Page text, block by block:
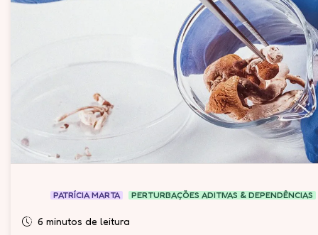
PATRÍCIA MARTA PERTURBAÇÕES ADITIVAS & DEPENDÊNCIAS
6 minutos de leitura